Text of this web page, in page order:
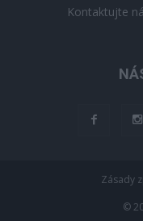
Kontaktujte
Zásady
©